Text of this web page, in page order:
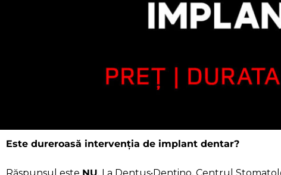
Este dureroasă intervenția de implant dentar?